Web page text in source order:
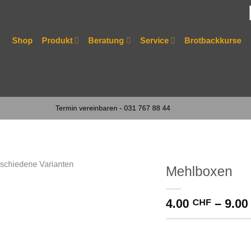
Shop Produkt Beratung Service Brotbackkurse
Termin vereinbaren - 031 767 88 44
Mehlboxen
4.00 CHF – 9.00